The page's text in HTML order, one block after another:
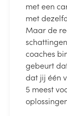
met een
met
Maar de
coaches
gebeurt
dat jij één
5 meest